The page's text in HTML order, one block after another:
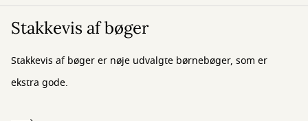
Stakkevis af bøger
Stakkevis af bøger er nøje udvalgte børnebøger, som er
ekstra gode.